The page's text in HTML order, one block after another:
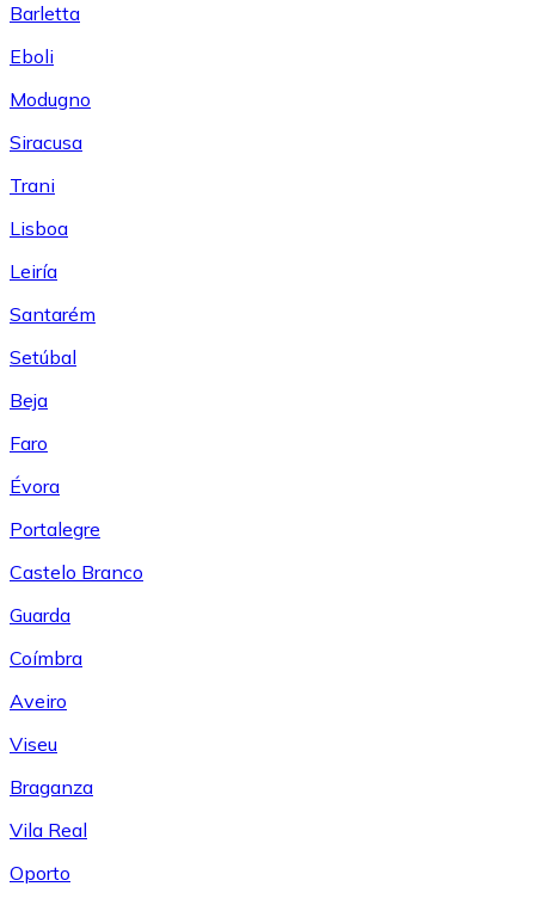
Barletta
Eboli
Modugno
Siracusa
Trani
Lisboa
Leiría
Santarém
Setúbal
Beja
Faro
Évora
Portalegre
Castelo Branco
Guarda
Coímbra
Aveiro
Viseu
Braganza
Vila Real
Oporto